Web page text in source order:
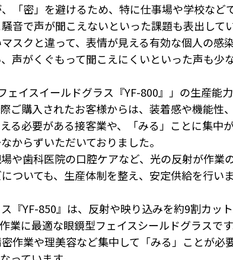
「密」を避けるため、特に仕事場や学校など
音で声が聞こえないといった課題も表出して
スクと違って、表情が見える有効な個人の感
声がくぐもって聞こえにくいといった声も少
イスイールドグラス『YF-800』」の生産能
ご購入されたお客様からは、装着感や機能性
る必要がある接客業や、「みる」ことに集中
からずいただいておりました。
や歯科医院の口腔ケアなど、光の反射が作業
ついても、生産体制を整え、安定供給を行いま
『YF-850』は、反射や映り込みを約9割カッ
に最適な眼鏡型フェイスシールドグラスで
作業や理美容など集中して「みる」ことが必